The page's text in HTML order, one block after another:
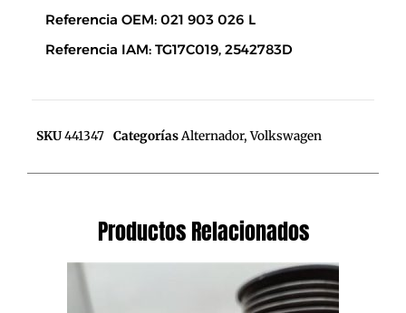
Referencia OEM: 021 903 026 L
Referencia IAM: TG17C019, 2542783D
SKU441347 CategoríasAlternador,Volkswagen
Productos Relacionados